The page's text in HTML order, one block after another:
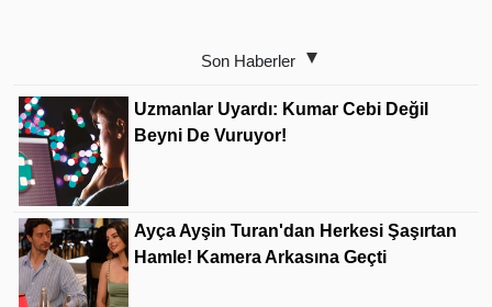
Son Haberler
Uzmanlar Uyardı: Kumar Cebi Değil
Beyni De Vuruyor!
Ayça Ayşin Turan'dan Herkesi Şaşırtan
Hamle! Kamera Arkasına Geçti